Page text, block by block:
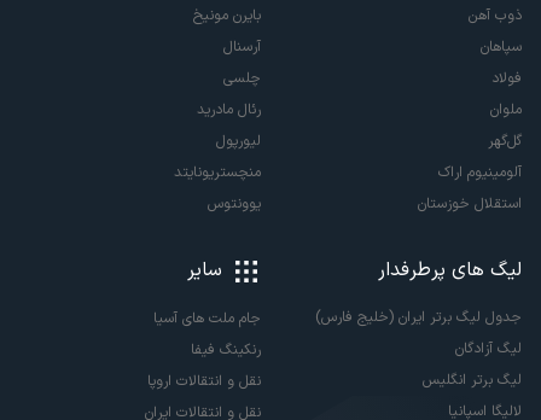
ذوب آهن
سپاهان
فولاد
ملوان
گل‌گهر
آلومینیوم اراک
استقلال خوزستان
بایرن مونیخ
آرسنال
چلسی
رئال مادرید
لیورپول
منچستریونایتد
یوونتوس
لیگ های پرطرفدار
جدول لیگ برتر ایران (خلیج فارس)
لیگ آزادگان
لیگ برتر انگلیس
لالیگا اسپانیا
سایر
جام ملت های آسیا
رنکینگ فیفا
نقل و انتقالات اروپا
نقل و انتقالات ایران